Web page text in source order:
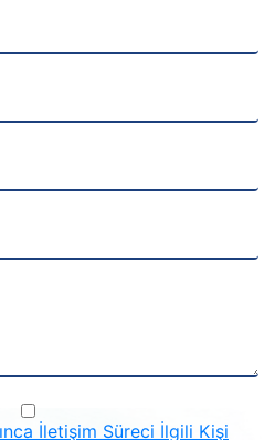
İletişim Süreci İlgili Kişi